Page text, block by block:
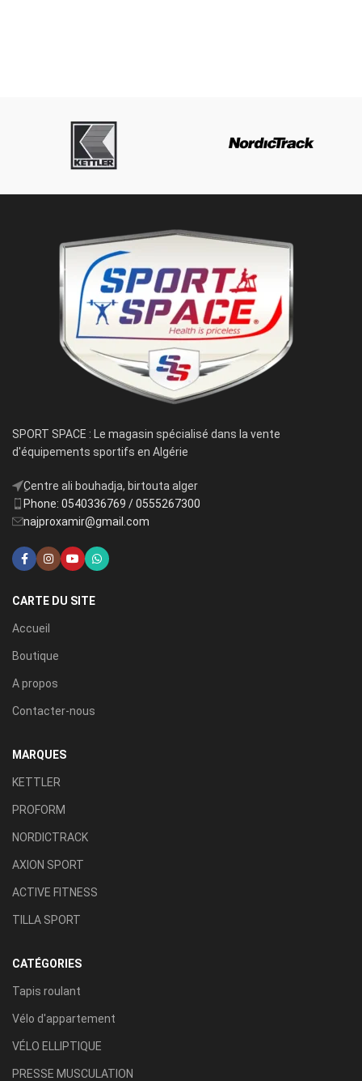
SPORT SPACE : Le magasin spécialisé dans la vente
d'équipements sportifs en Algérie
ِCentre ali bouhadja, birtouta alger
Phone: 0540336769 / 0555267300
najproxamir@gmail.com
CARTE DU SITE
Accueil
Boutique
A propos
Contacter-nous
MARQUES
KETTLER
PROFORM
NORDICTRACK
AXION SPORT
ACTIVE FITNESS
TILLA SPORT
CATÉGORIES
Tapis roulant
Vélo d'appartement
VÉLO ELLIPTIQUE
PRESSE MUSCULATION